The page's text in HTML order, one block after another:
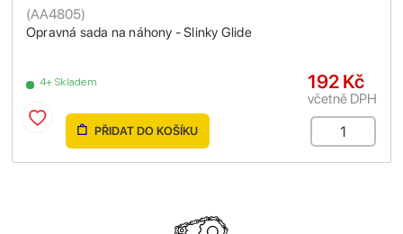
Opravná sada na náhony - Slinky Glide
(AA4805)
4+ Skladem 192 Kč
včetně DPH
PŘIDAT DO KOŠÍKU